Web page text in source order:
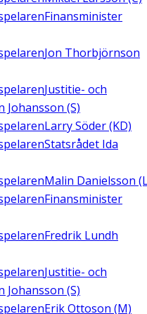
Finansminister
Jon Thorbjörnson
Justitie- och
(S)
Larry Söder (KD)
Statsrådet Ida
Malin Danielsson
Finansminister
Fredrik Lundh
Justitie- och
(S)
Erik Ottoson (M)